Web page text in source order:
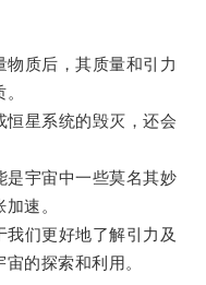
质后，其质量和引力
星系统的毁灭，还会
宇宙中一些莫名其妙
速。
们更好地了解引力及
的探索和利用。